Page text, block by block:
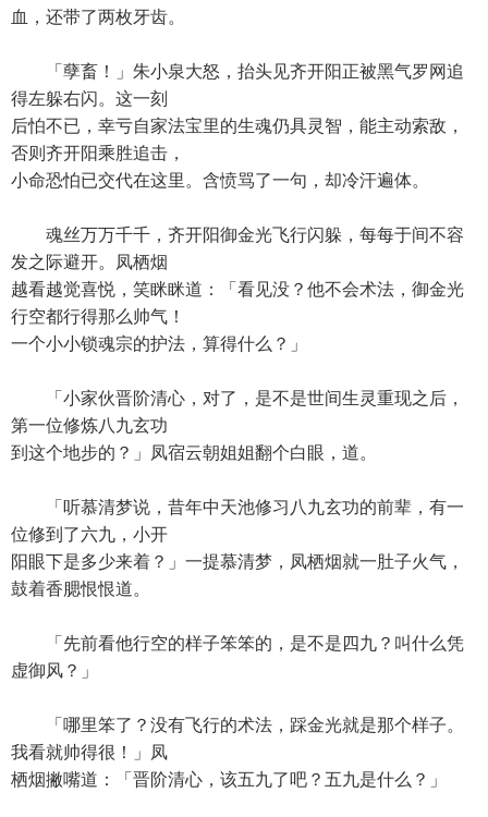
血，还带了两枚牙齿。
「孽畜！」朱小泉大怒，抬头见齐开阳正被黑气罗网追
得左躲右闪。这一刻
后怕不已，幸亏自家法宝里的生魂仍具灵智，能主动索敌，
否则齐开阳乘胜追击，
小命恐怕已交代在这里。含愤骂了一句，却冷汗遍体。
魂丝万万千千，齐开阳御金光飞行闪躲，每每于间不容
发之际避开。凤栖烟
越看越觉喜悦，笑眯眯道：「看见没？他不会术法，御金光
行空都行得那么帅气！
一个小小锁魂宗的护法，算得什么？」
「小家伙晋阶清心，对了，是不是世间生灵重现之后，
第一位修炼八九玄功
到这个地步的？」凤宿云朝姐姐翻个白眼，道。
「听慕清梦说，昔年中天池修习八九玄功的前辈，有一
位修到了六九，小开
阳眼下是多少来着？」一提慕清梦，凤栖烟就一肚子火气，
鼓着香腮恨恨道。
「先前看他行空的样子笨笨的，是不是四九？叫什么凭
虚御风？」
「哪里笨了？没有飞行的术法，踩金光就是那个样子。
我看就帅得很！」凤
栖烟撇嘴道：「晋阶清心，该五九了吧？五九是什么？」